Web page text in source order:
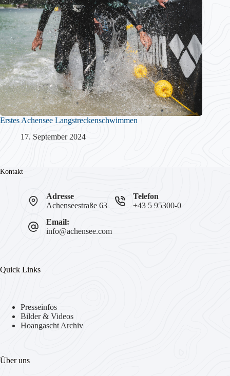
Erstes Achensee Langstreckenschwimmen
17. September 2024
Kontakt
Adresse
Achenseestraße 63
Telefon
+43 5 95300-0
Email:
info@achensee.com
Quick Links
Presseinfos
Bilder & Videos
Hoangascht Archiv
Über uns